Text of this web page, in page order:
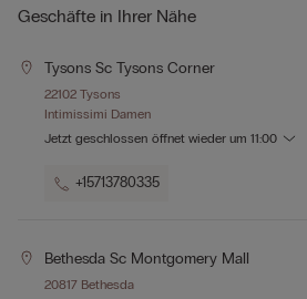
Geschäfte in Ihrer Nähe
Tysons Sc Tysons Corner
22102 Tysons
Intimissimi Damen
Jetzt geschlossen öffnet wieder um 11:00
+15713780335
Bethesda Sc Montgomery Mall
20817 Bethesda